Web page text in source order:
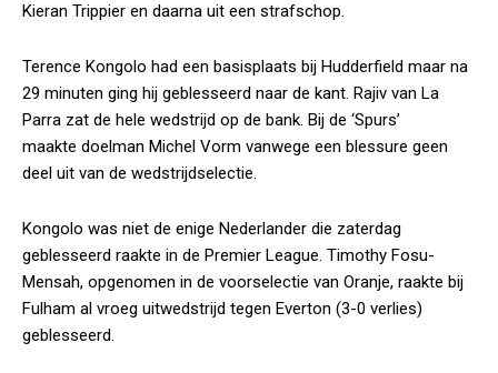
Kieran Trippier en daarna uit een strafschop.
Terence Kongolo had een basisplaats bij Hudderfield maar na
29 minuten ging hij geblesseerd naar de kant. Rajiv van La
Parra zat de hele wedstrijd op de bank. Bij de ‘Spurs’
maakte doelman Michel Vorm vanwege een blessure geen
deel uit van de wedstrijdselectie.
Kongolo was niet de enige Nederlander die zaterdag
geblesseerd raakte in de Premier League. Timothy Fosu-
Mensah, opgenomen in de voorselectie van Oranje, raakte bij
Fulham al vroeg uitwedstrijd tegen Everton (3-0 verlies)
geblesseerd.